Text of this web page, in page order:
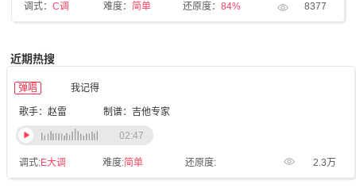
调式： C调 难度： 简单 还原度： 84% 8377
近期热搜
弹唱 我记得
歌手：赵雷 制谱：吉他专家
调式:E大调 难度:简单 还原度: 2.3万
02:47